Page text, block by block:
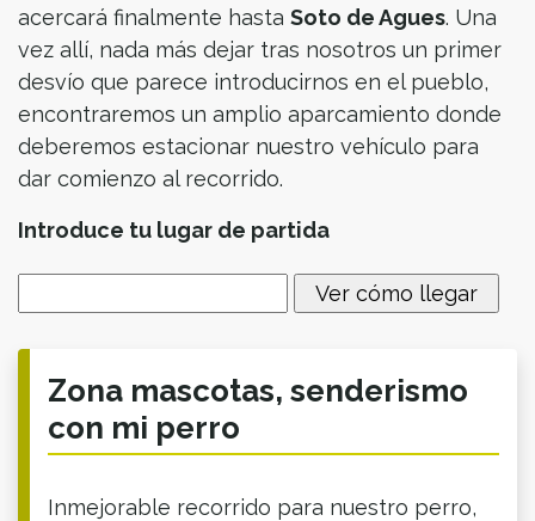
acercará finalmente hasta Soto de Agues. Una
vez allí, nada más dejar tras nosotros un primer
desvío que parece introducirnos en el pueblo,
encontraremos un amplio aparcamiento donde
deberemos estacionar nuestro vehículo para
dar comienzo al recorrido.
Introduce tu lugar de partida
​Zona mascotas, senderismo
con mi perro
Inmejorable recorrido para nuestro perro,